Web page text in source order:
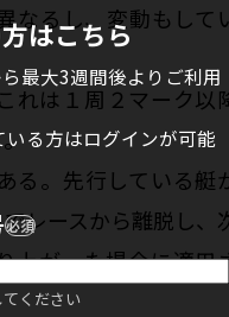
はこちら
最大3週間後よりご利用
る方はログインが可能
必須
ください
なるし、変動もして
れは１周２マーク以
る。先行している艇
レースから離脱し、
上がった場合に適用